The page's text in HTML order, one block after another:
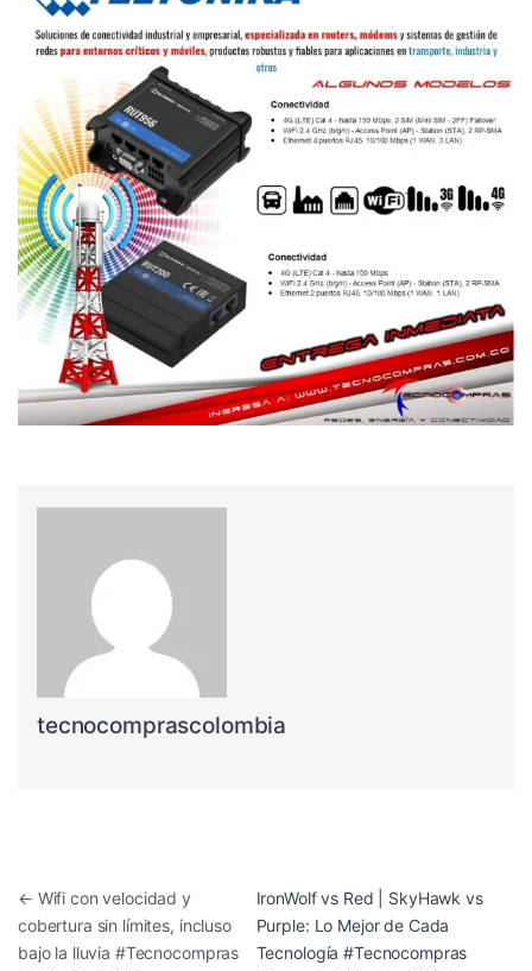
tecnocomprascolombia
Navegación de entradas
← Wifi con velocidad y
cobertura sin límites, incluso
bajo la lluvia #Tecnocompras
IronWolf vs Red | SkyHawk vs
Purple: Lo Mejor de Cada
Tecnología #Tecnocompras